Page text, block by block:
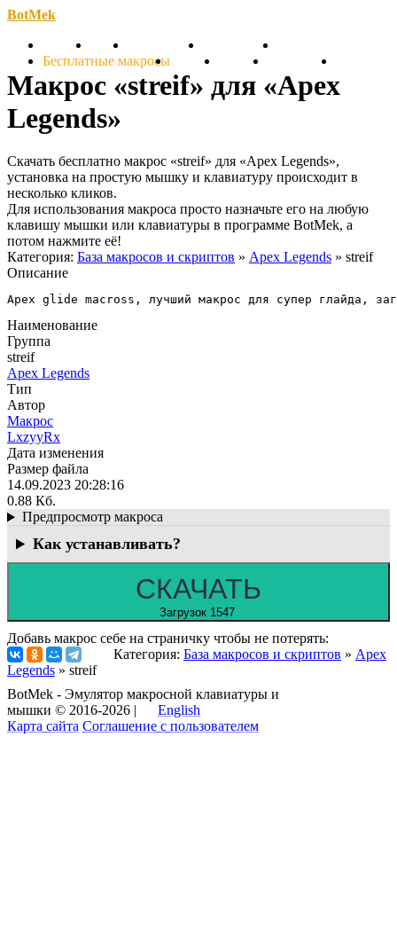
BotMek
Скачать
Обзор Обновления Инструкция
Бесплатные макросы Тарифы Отзывы Поддержка
Макрос «streif» для «Apex
Legends»
Скачать бесплатно макрос «streif» для «Apex Legends»,
установка на простую мышку и клавиатуру происходит в
несколько кликов.
Для использования макроса просто назначьте его на любую
клавишу мышки или клавиатуры в программе BotMek, а
потом нажмите её!
Категория: База макросов и скриптов » Apex Legends » streif
Описание
Apex glide macross, лучший макрос для супер глайда,
Наименование
Группа
streif
Apex Legends
Тип
Автор
Макрос
LxzyyRx
Дата изменения
Размер файла
14.09.2023 20:28:16
0.88 Кб.
Предпросмотр макроса
Как устанавливать?
СКАЧАТЬ
Загрузок 1547
Добавь макрос себе на страничку чтобы не потерять:
Категория: База макросов и скриптов » Apex
Legends » streif
BotMek - Эмулятор макросной клавиатуры и
мышки © 2016-2026 |
English
Карта сайта Соглашение с пользователем